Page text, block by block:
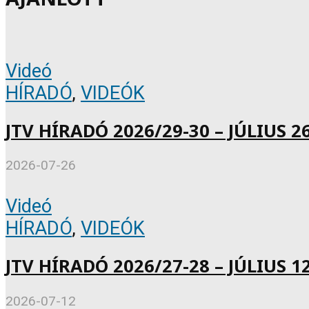
Videó
HÍRADÓ, VIDEÓK
JTV HÍRADÓ 2026/29-30 – JÚLIUS
2026-07-26
Videó
HÍRADÓ, VIDEÓK
JTV HÍRADÓ 2026/27-28 – JÚLIUS
2026-07-12